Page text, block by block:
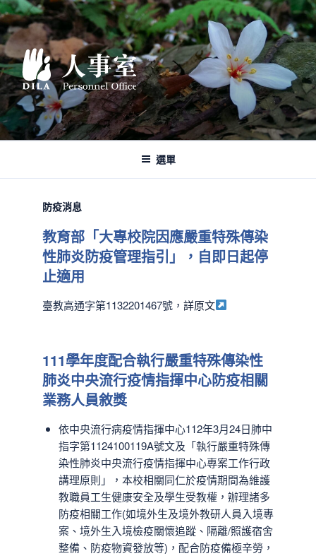
跳
至
主
要
內
容
選單
防疫消息
教育部「大專校院因應嚴重特殊傳染
性肺炎防疫管理指引」，自即日起停
止適用
臺教高通字第1132201467號， 詳原文
111學年度配合執行嚴重特殊傳染性
肺炎中央流行疫情指揮中心防疫相關
業務人員敘獎
依中央流行病疫情指揮中心112年3月24日肺中
指字第1124100119A號文及「執行嚴重特殊傳
染性肺炎中央流行疫情指揮中心專案工作行政
講理原則」，本校相關同仁於疫情期間為維護
教職員工生健康安全及學生受教權，辦理諸多
防疫相關工作(如境外生及境外教研人員入境專
案、境外生入境檢疫關懷追蹤、隔離/照護宿舍
整備、防疫物資發放等)，配合防疫備極辛勞，